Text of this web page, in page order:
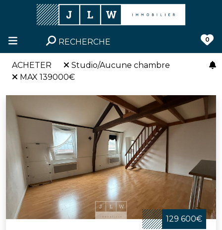
RECHERCHE 0
ACHETER
Studio/Aucune chambre
MAX 139000€
129 600€